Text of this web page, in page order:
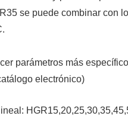
se puede combinar con
parámetros más
electrónico)
lineal: